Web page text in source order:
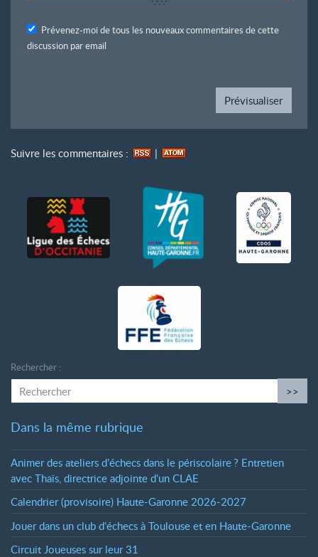
Prévenez-moi de tous les nouveaux commentaires de cette
discussion par email
Suivre les commentaires : |
Rechercher :
>>
Dans la même rubrique
Animer des ateliers d’échecs dans le périscolaire ? Entretien
avec Thaïs, directrice adjointe d’un CLAE
Calendrier (provisoire) Haute-Garonne 2026-2027
Jouer dans un club d’échecs à Toulouse et en Haute-Garonne
Circuit Joueuses sur leur 31